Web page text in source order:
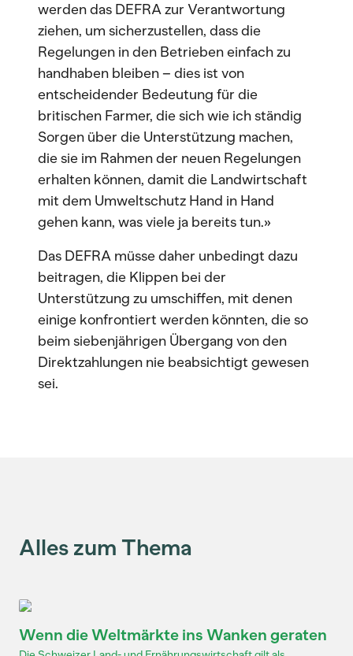
werden das DEFRA zur Verantwortung
ziehen, um sicherzustellen, dass die
Regelungen in den Betrieben einfach zu
handhaben bleiben – dies ist von
entscheidender Bedeutung für die
britischen Farmer, die sich wie ich ständig
Sorgen über die Unterstützung machen,
die sie im Rahmen der neuen Regelungen
erhalten können, damit die Landwirtschaft
mit dem Umweltschutz Hand in Hand
gehen kann, was viele ja bereits tun.»
Das DEFRA müsse daher unbedingt dazu
beitragen, die Klippen bei der
Unterstützung zu umschiffen, mit denen
einige konfrontiert werden könnten, die so
beim siebenjährigen Übergang von den
Direktzahlungen nie beabsichtigt gewesen
sei.
Alles zum Thema
Wenn die Weltmärkte ins Wanken geraten